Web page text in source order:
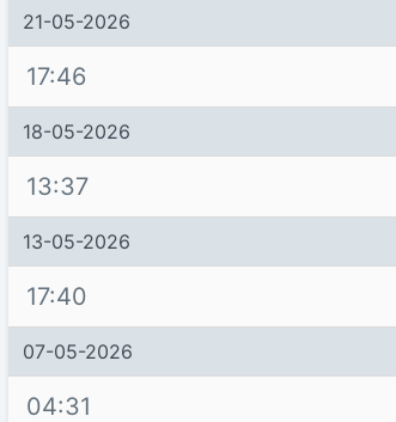
21-05-2026
17:46
18-05-2026
13:37
13-05-2026
17:40
07-05-2026
04:31